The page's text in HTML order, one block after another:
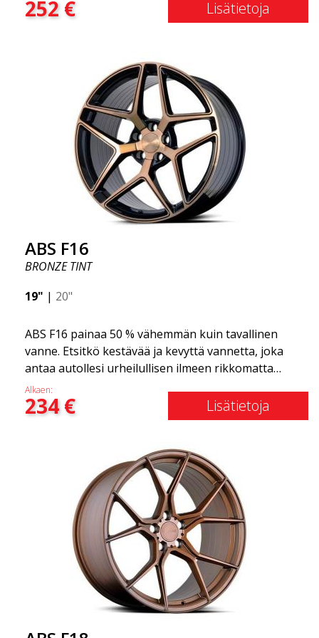
laatutietoisille asiakkaille vanne, joka hyötyy
uusimmista materiaalien ja tuotannon
todellakin eturintamassa!
252€ Lisätietoja
ABS F16
BRONZE TINT
19" | 20"
ABS F16 painaa 50 % vähemmän kuin tavallinen
vanne. Etsitkö kestävää ja kevyttä vannetta, joka
antaa autollesi urheilullisen ilmeen rikkomatta
pankkia? ABS F16 on oma yrityksemme tarjota
laatutietoisille asiakkaille vanne, joka hyötyy
uusimmista materiaalien ja tuotannon
jossa kehitys etenee nopeasti, ja ABS F16 on
todellakin eturintamassa!
Alkaen:
234€ Lisätietoja